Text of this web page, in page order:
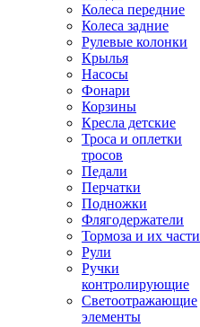
Колеса передние
Колеса задние
Рулевые колонки
Крылья
Насосы
Фонари
Корзины
Кресла детские
Троса и оплетки
тросов
Педали
Перчатки
Подножки
Флягодержатели
Тормоза и их части
Рули
Ручки
контролирующие
Светоотражающие
элементы